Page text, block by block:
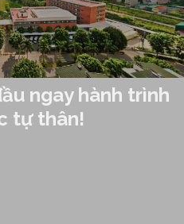
ngay hành trình
tự thân!